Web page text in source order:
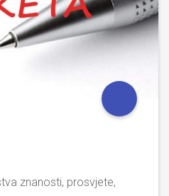
znanosti, prosvjete,